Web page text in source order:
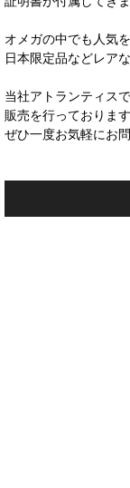
オメガの中でも人気
日本限定品などレア
当社アトランティス
販売を行っております
ぜひ一度お気軽にお